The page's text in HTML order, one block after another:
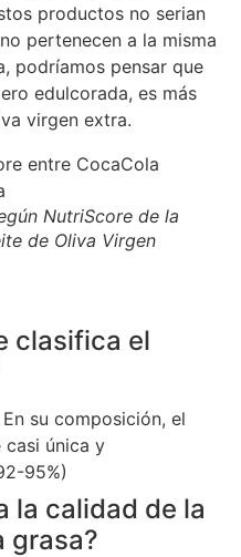
productos no serian
pertenecen a la misma
podríamos pensar que
edulcorada, es más
virgen extra.
NutriScore de la
de Oliva Virgen
clasifica el
su composición, el
única y
95%)
la calidad de la
grasa?